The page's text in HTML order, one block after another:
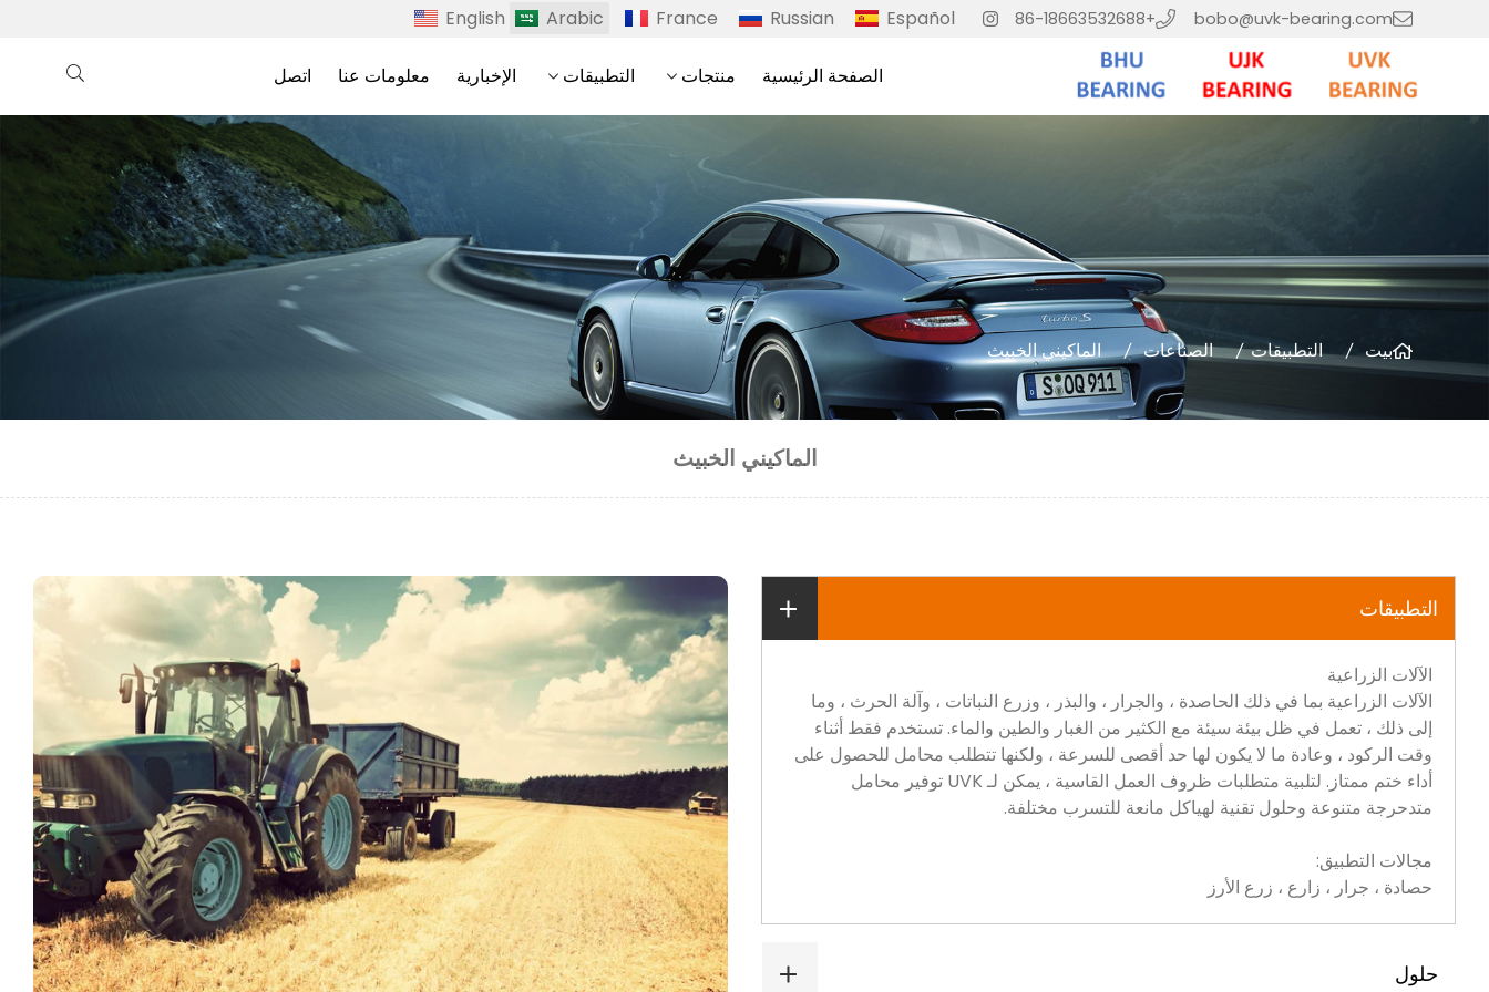
bobo@uvk-bearing.com
+86-18663532688
English Arabic France Russian Español
الصفحة الرئيسية منتجات التطبيقات الإخبارية معلومات عنا اتصل
بيت التطبيقات الصناعات الماكيني الخبيث
الماكيني الخبيث
التطبيقات
الآلات الزراعية
الآلات الزراعية بما في ذلك الحاصدة ، والجرار ، والبذر ، وزرع النباتات ، وآلة الحرث ، وما
إلى ذلك ، تعمل في ظل بيئة سيئة مع الكثير من الغبار والطين والماء. تستخدم فقط أثناء
وقت الركود ، وعادة ما لا يكون لها حد أقصى للسرعة ، ولكنها تتطلب محامل للحصول على
أداء ختم ممتاز. لتلبية متطلبات ظروف العمل القاسية ، يمكن لـ UVK توفير محامل
متدحرجة متنوعة وحلول تقنية لهياكل مانعة للتسرب مختلفة.
مجالات التطبيق:
حصادة ، جرار ، زارع ، زرع الأرز
حلول